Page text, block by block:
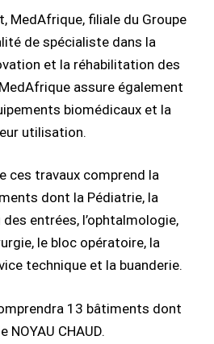
MedAfrique, filiale du Groupe
de spécialiste dans la
et la réhabilitation des
assure également
biomédicaux et la
utilisation.
ces travaux comprend la
dont la Pédiatrie, la
entrées, l’ophtalmologie,
le bloc opératoire, la
technique et la buanderie.
13 bâtiments dont
CHAUD.